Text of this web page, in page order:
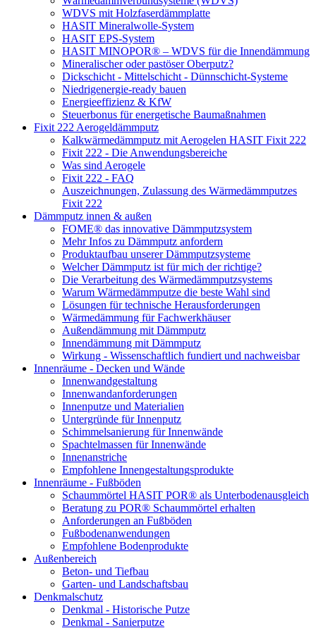
WDVS mit Holzfaserdämmplatte
HASIT Mineralwolle-System
HASIT EPS-System
HASIT MINOPOR® – WDVS für die Innendämmung
Mineralischer oder pastöser Oberputz?
Dickschicht - Mittelschicht - Dünnschicht-Systeme
Niedrigenergie-ready bauen
Energieeffizienz & KfW
Steuerbonus für energetische Baumaßnahmen
Fixit 222 Aerogeldämmputz
Kalkwärmedämmputz mit Aerogelen HASIT Fixit 222
Fixit 222 - Die Anwendungsbereiche
Was sind Aerogele
Fixit 222 - FAQ
Auszeichnungen, Zulassung des Wärmedämmputzes
Fixit 222
Dämmputz innen & außen
FOME® das innovative Dämmputzsystem
Mehr Infos zu Dämmputz anfordern
Produktaufbau unserer Dämmputzsysteme
Welcher Dämmputz ist für mich der richtige?
Die Verarbeitung des Wärmedämmputzsystems
Warum Wärmedämmputze die beste Wahl sind
Lösungen für technische Herausforderungen
Wärmedämmung für Fachwerkhäuser
Außendämmung mit Dämmputz
Innendämmung mit Dämmputz
Wirkung - Wissenschaftlich fundiert und nachweisbar
Innenräume - Decken und Wände
Innenwandgestaltung
Innenwandanforderungen
Innenputze und Materialien
Untergründe für Innenputz
Schimmelsanierung für Innenwände
Spachtelmassen für Innenwände
Innenanstriche
Empfohlene Innengestaltungsprodukte
Innenräume - Fußböden
Schaummörtel HASIT POR® als Unterbodenausgleich
Beratung zu POR® Schaummörtel erhalten
Anforderungen an Fußböden
Fußbodenanwendungen
Empfohlene Bodenprodukte
Außenbereich
Beton- und Tiefbau
Garten- und Landschaftsbau
Denkmalschutz
Denkmal - Historische Putze
Denkmal - Sanierputze